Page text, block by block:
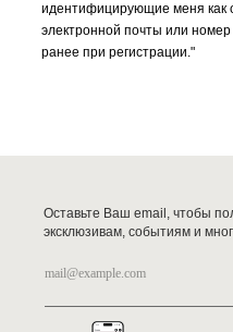
идентифицирующие меня как
электронной почты или
ранее при регистрации."
Оставьте Ваш email, чтобы
эксклюзивам, событиям и